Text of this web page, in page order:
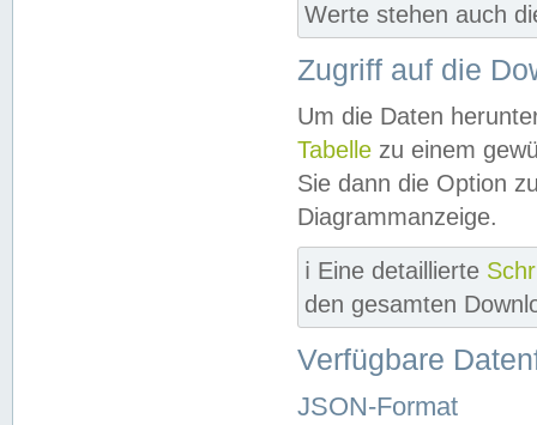
Werte stehen auch
Zugriff auf die
Um die Daten
Tabelle zu einem
Sie dann die Option
Diagrammanzeige.
ℹ️ Eine detaillierte
den gesamten
Verfügbare
JSON-Format